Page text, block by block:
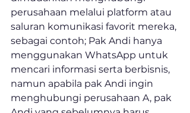
perusahaan melalui platform atau
saluran komunikasi favorit mereka,
sebagai contoh; Pak Andi hanya
menggunakan WhatsApp untuk
mencari informasi serta berbisnis,
namun apabila pak Andi ingin
menghubungi perusahaan A, pak